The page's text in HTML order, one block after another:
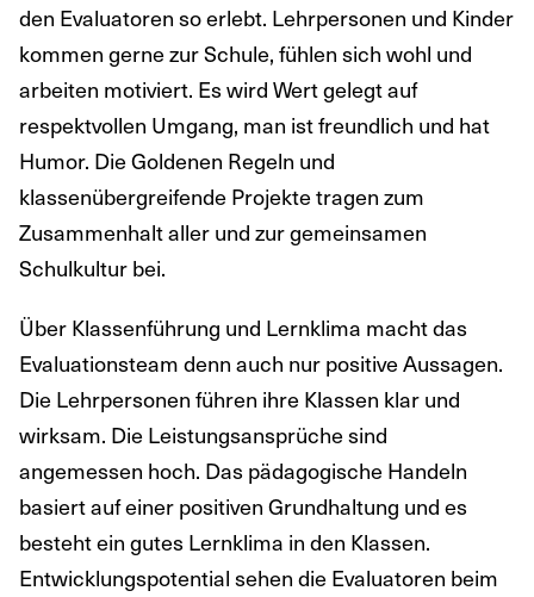
den Evaluatoren so erlebt. Lehrpersonen und Kinder
kommen gerne zur Schule, fühlen sich wohl und
arbeiten motiviert. Es wird Wert gelegt auf
respektvollen Umgang, man ist freundlich und hat
Humor. Die Goldenen Regeln und
klassenübergreifende Projekte tragen zum
Zusammenhalt aller und zur gemeinsamen
Schulkultur bei.
Über Klassenführung und Lernklima macht das
Evaluationsteam denn auch nur positive Aussagen.
Die Lehrpersonen führen ihre Klassen klar und
wirksam. Die Leistungsansprüche sind
angemessen hoch. Das pädagogische Handeln
basiert auf einer positiven Grundhaltung und es
besteht ein gutes Lernklima in den Klassen.
Entwicklungspotential sehen die Evaluatoren beim